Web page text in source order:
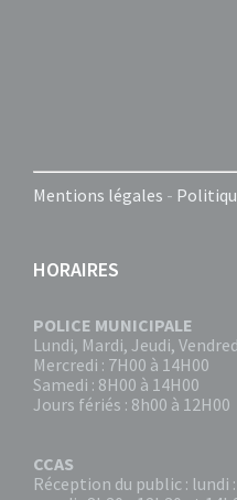
Mentions légales -
HORAIRES
POLICE MUNICIPALE
Lundi, Mardi, Jeudi,
Mercredi : 7H00 à 14H00
Samedi : 8H00 à 14H00
Jours fériés : 8h00 à 12H00
CCAS
Réception du public : lundi